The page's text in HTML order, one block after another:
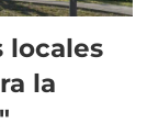
locales
la